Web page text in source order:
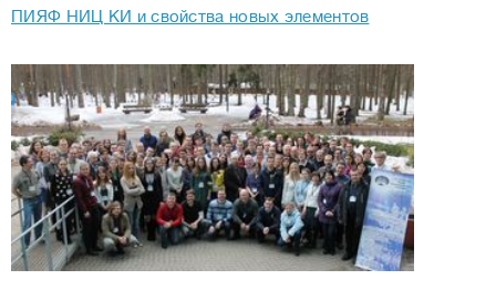
ПИЯФ НИЦ КИ и свойства новых элементов